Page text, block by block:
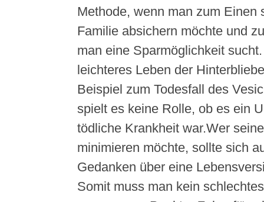
Methode, wenn man zum Einen
Familie absichern möchte und
man eine Sparmöglichkeit
leichteres Leben der
Beispiel zum Todesfall des
spielt es keine Rolle, ob es ein
tödliche Krankheit war.Wer
minimieren möchte, sollte sich
Gedanken über eine
Somit muss man kein